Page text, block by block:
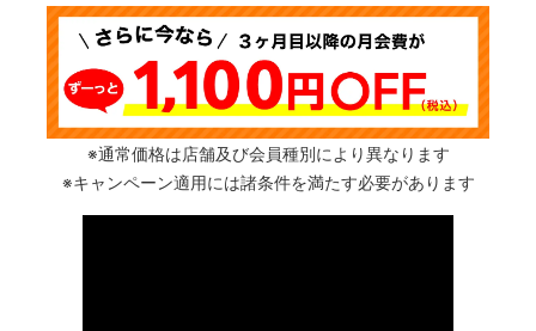
※通常価格は店舗及び会員種別により異なります
※キャンペーン適用には諸条件を満たす必要があります